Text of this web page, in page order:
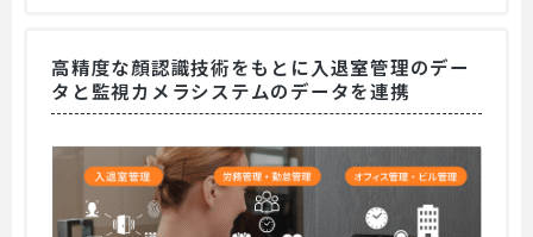
高精度な顔認識技術をもとに⼊退室管理のデー
タと監視カメラシステムのデータを連携